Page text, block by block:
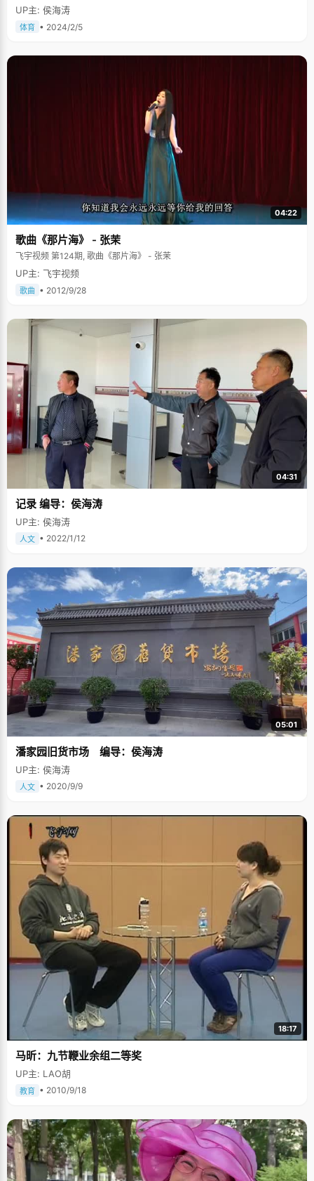
UP主: 侯海涛
体育 • 2024/2/5
04:22
歌曲《那片海》 - 张茉
飞宇视频 第124期, 歌曲《那片海》 - 张茉
UP主: 飞宇视频
歌曲 • 2012/9/28
04:31
记录 编导：侯海涛
UP主: 侯海涛
人文 • 2022/1/12
05:01
潘家园旧货市场 编导：侯海涛
UP主: 侯海涛
人文 • 2020/9/9
18:17
马昕：九节鞭业余组二等奖
UP主: LAO胡
教育 • 2010/9/18